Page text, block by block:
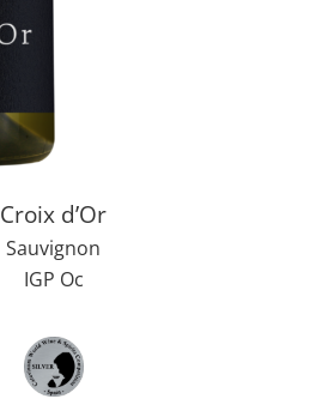
Croix d’Or
Sauvignon
IGP Oc